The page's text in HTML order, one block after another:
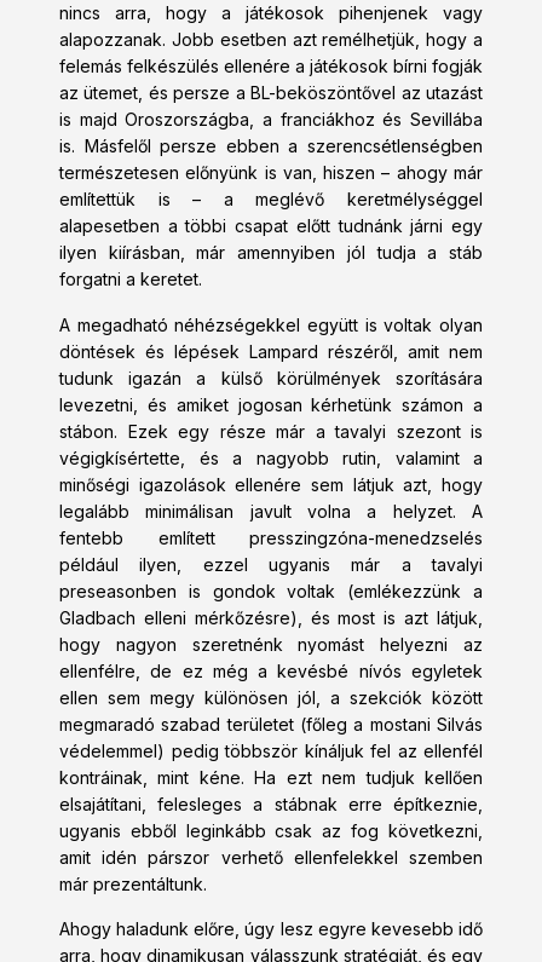
nincs arra, hogy a játékosok pihenjenek vagy
alapozzanak. Jobb esetben azt remélhetjük, hogy a
felemás felkészülés ellenére a játékosok bírni fogják
az ütemet, és persze a BL-beköszöntővel az utazást
is majd Oroszországba, a franciákhoz és Sevillába
is. Másfelől persze ebben a szerencsétlenségben
természetesen előnyünk is van, hiszen – ahogy már
említettük is – a meglévő keretmélységgel
alapesetben a többi csapat előtt tudnánk járni egy
ilyen kiírásban, már amennyiben jól tudja a stáb
forgatni a keretet.
A megadható néhézségekkel együtt is voltak olyan
döntések és lépések Lampard részéről, amit nem
tudunk igazán a külső körülmények szorítására
levezetni, és amiket jogosan kérhetünk számon a
stábon. Ezek egy része már a tavalyi szezont is
végigkísértette, és a nagyobb rutin, valamint a
minőségi igazolások ellenére sem látjuk azt, hogy
legalább minimálisan javult volna a helyzet. A
fentebb említett presszingzóna-menedzselés
például ilyen, ezzel ugyanis már a tavalyi
preseasonben is gondok voltak (emlékezzünk a
Gladbach elleni mérkőzésre), és most is azt látjuk,
hogy nagyon szeretnénk nyomást helyezni az
ellenfélre, de ez még a kevésbé nívós egyletek
ellen sem megy különösen jól, a szekciók között
megmaradó szabad területet (főleg a mostani Silvás
védelemmel) pedig többször kínáljuk fel az ellenfél
kontráinak, mint kéne. Ha ezt nem tudjuk kellően
elsajátítani, felesleges a stábnak erre építkeznie,
ugyanis ebből leginkább csak az fog következni,
amit idén párszor verhető ellenfelekkel szemben
már prezentáltunk.
Ahogy haladunk előre, úgy lesz egyre kevesebb idő
arra, hogy dinamikusan válasszunk stratégiát, és egy